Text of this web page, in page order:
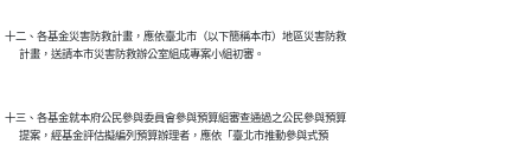
十二、各基金災害防救計畫，應依臺北市（以下簡稱本市）地區災害防救
十三、各基金就本府公民參與委員會參與預算組審查通過之公民參與預算
      提案，經基金評估擬編列預算辦理者，應依「臺北市推動參與式預